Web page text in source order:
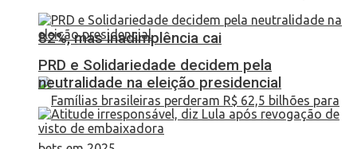
82%, mas inadimplência cai
PRD e Solidariedade decidem pela
neutralidade na eleição presidencial